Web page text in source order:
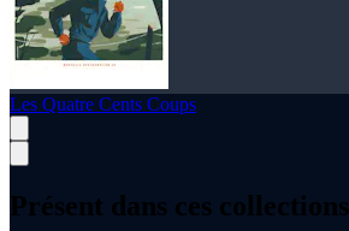
Les Quatre Cents Coups
Présent dans ces collections